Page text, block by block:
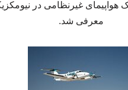
غیرنظامی در
معرفی شد.